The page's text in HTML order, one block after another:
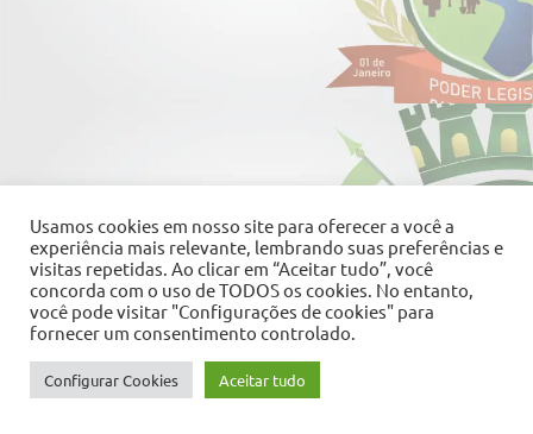
Usamos cookies em nosso site para oferecer a você a
experiência mais relevante, lembrando suas preferências e
visitas repetidas. Ao clicar em “Aceitar tudo”, você
concorda com o uso de TODOS os cookies. No entanto,
você pode visitar "Configurações de cookies" para
fornecer um consentimento controlado.
Configurar Cookies Aceitar tudo